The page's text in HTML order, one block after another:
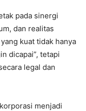
pada sinergi
dan realitas
kuat tidak hanya
dicapai”, tetapi
legal dan
menjadi